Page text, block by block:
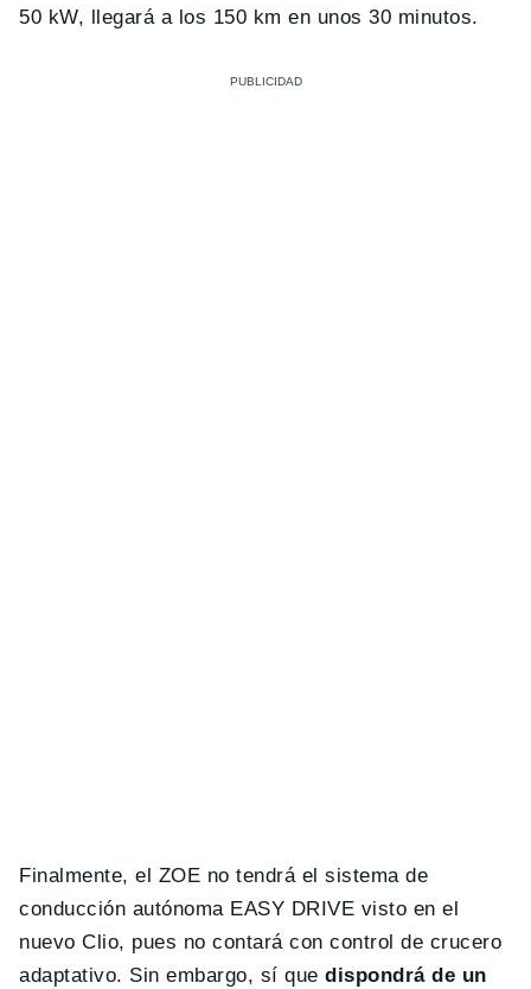
50 kW, llegará a los 150 km en unos 30 minutos.
Finalmente, el ZOE no tendrá el sistema de
conducción autónoma EASY DRIVE visto en el
nuevo Clio, pues no contará con control de crucero
adaptativo. Sin embargo, sí que dispondrá de un